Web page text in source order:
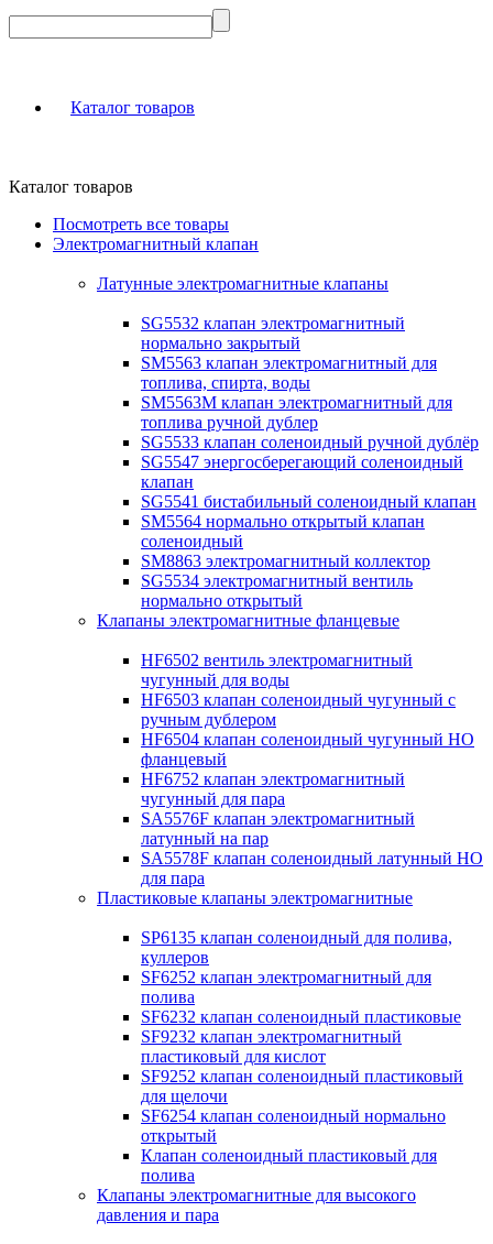
Каталог товаров
Каталог товаров
Посмотреть все товары
Электромагнитный клапан
Латунные электромагнитные клапаны
SG5532 клапан электромагнитный
нормально закрытый
SM5563 клапан электромагнитный для
топлива, спирта, воды
SM5563M клапан электромагнитный для
топлива ручной дублер
SG5533 клапан соленоидный ручной дублёр
SG5547 энергосберегающий соленоидный
клапан
SG5541 бистабильный соленоидный клапан
SM5564 нормально открытый клапан
соленоидный
SM8863 электромагнитный коллектор
SG5534 электромагнитный вентиль
нормально открытый
Клапаны электромагнитные фланцевые
HF6502 вентиль электромагнитный
чугунный для воды
HF6503 клапан соленоидный чугунный с
ручным дублером
HF6504 клапан соленоидный чугунный НО
фланцевый
HF6752 клапан электромагнитный
чугунный для пара
SA5576F клапан электромагнитный
латунный на пар
SA5578F клапан соленоидный латунный НО
для пара
Пластиковые клапаны электромагнитные
SP6135 клапан соленоидный для полива,
куллеров
SF6252 клапан электромагнитный для
полива
SF6232 клапан соленоидный пластиковые
SF9232 клапан электромагнитный
пластиковый для кислот
SF9252 клапан соленоидный пластиковый
для щелочи
SF6254 клапан соленоидный нормально
открытый
Клапан соленоидный пластиковый для
полива
Клапаны электромагнитные для высокого
давления и пара